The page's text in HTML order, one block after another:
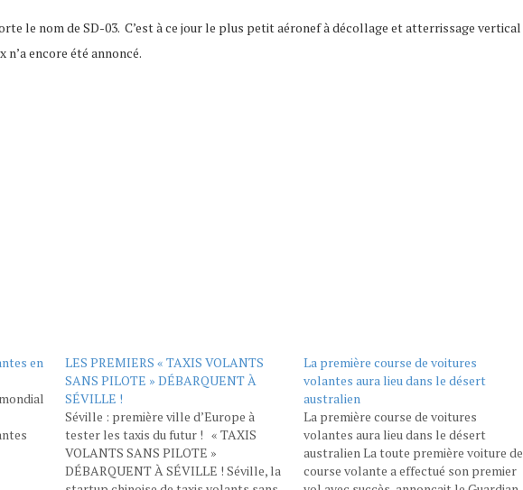
le nom de SD-03. C’est à ce jour le plus petit aéro­nef à décol­lage et atter­ris­sage verti­cal
encore été annoncé.
en
LES PREMIERS « TAXIS VOLANTS
SANS PILOTE » DÉBARQUENT À
SÉVILLE !
Séville : première ville d’Europe à
tester les taxis du futur ! « TAXIS
VOLANTS SANS PILOTE »
DÉBARQUENT À SÉVILLE ! Séville, la
La première course de voitures
volantes aura lieu dans le désert
australien
La première course de voitures
volantes aura lieu dans le désert
australien La toute première voiture de
course volante a effectué son premier